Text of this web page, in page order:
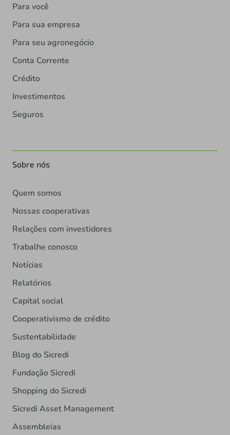
Para você
Para sua empresa
Para seu agronegócio
Conta Corrente
Crédito
Investimentos
Seguros
Sobre nós
Quem somos
Nossas cooperativas
Relações com investidores
Trabalhe conosco
Notícias
Relatórios
Capital social
Cooperativismo de crédito
Sustentabilidade
Blog do Sicredi
Fundação Sicredi
Shopping do Sicredi
Sicredi Asset Management
Assembleias